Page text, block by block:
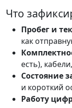
Что
Пробег и
как
есть),
Состояние
и короткий
Работу